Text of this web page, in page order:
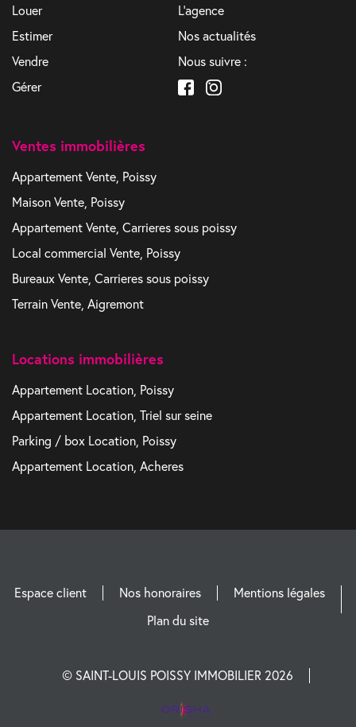
Louer
Estimer
Vendre
Gérer
L'agence
Nos actualités
Nous suivre :
Ventes immobilières
Appartement Vente, Poissy
Maison Vente, Poissy
Appartement Vente, Carrieres sous poissy
Local commercial Vente, Poissy
Bureaux Vente, Carrieres sous poissy
Terrain Vente, Aigremont
Locations immobilières
Appartement Location, Poissy
Appartement Location, Triel sur seine
Parking / box Location, Poissy
Appartement Location, Acheres
Espace client Nos honoraires
Mentions légales
Plan du site
© SAINT-LOUIS POISSY IMMOBILIER 2026